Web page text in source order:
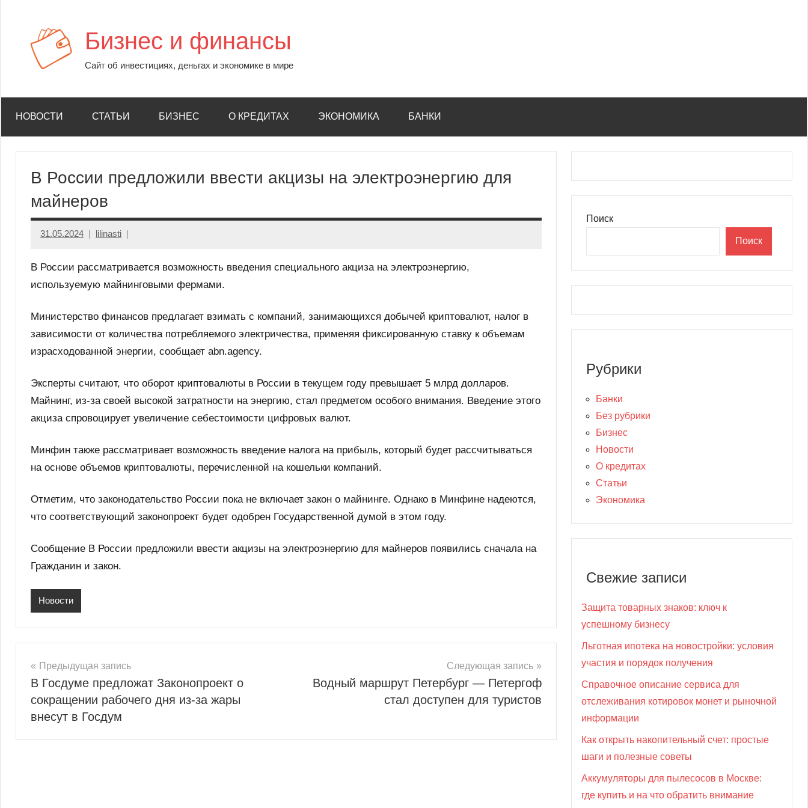
содержимому
Бизнес и финансы
Сайт об инвестициях, деньгах и экономике в мире
НОВОСТИ СТАТЬИ БИЗНЕС О КРЕДИТАХ ЭКОНОМИКА БАНКИ
В России предложили ввести акцизы на электроэнергию для
майнеров
31.05.2024 lilinasti
В России рассматривается возможность введения специального акциза на электроэнергию,
используемую майнинговыми фермами.
Министерство финансов предлагает взимать с компаний, занимающихся добычей криптовалют, налог в
зависимости от количества потребляемого электричества, применяя фиксированную ставку к объемам
израсходованной энергии, сообщает abn.agency.
Эксперты считают, что оборот криптовалюты в России в текущем году превышает 5 млрд долларов.
Майнинг, из-за своей высокой затратности на энергию, стал предметом особого внимания. Введение этого
акциза спровоцирует увеличение себестоимости цифровых валют.
Минфин также рассматривает возможность введение налога на прибыль, который будет рассчитываться
на основе объемов криптовалюты, перечисленной на кошельки компаний.
Отметим, что законодательство России пока не включает закон о майнинге. Однако в Минфине надеются,
что соответствующий законопроект будет одобрен Государственной думой в этом году.
Сообщение В России предложили ввести акцизы на электроэнергию для майнеров появились сначала на
Гражданин и закон.
Новости
Навигация
по
записям
Предыдущая запись
В Госдуме предложат Законопроект о
сокращении рабочего дня из-за жары
внесут в Госдум
Следующая запись
Водный маршрут Петербург — Петергоф
стал доступен для туристов
Поиск
Поиск
Рубрики
Банки
Без рубрики
Бизнес
Новости
О кредитах
Статьи
Экономика
Свежие записи
Защита товарных знаков: ключ к
успешному бизнесу
Льготная ипотека на новостройки: условия
участия и порядок получения
Справочное описание сервиса для
отслеживания котировок монет и рыночной
информации
Как открыть накопительный счет: простые
шаги и полезные советы
Аккумуляторы для пылесосов в Москве:
где купить и на что обратить внимание